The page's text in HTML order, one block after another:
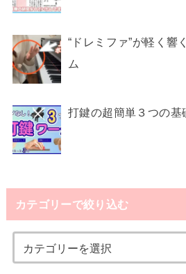
“ドレミファ”が軽く響
ム
打鍵の超簡単３つの基
カテゴリーで絞り込む